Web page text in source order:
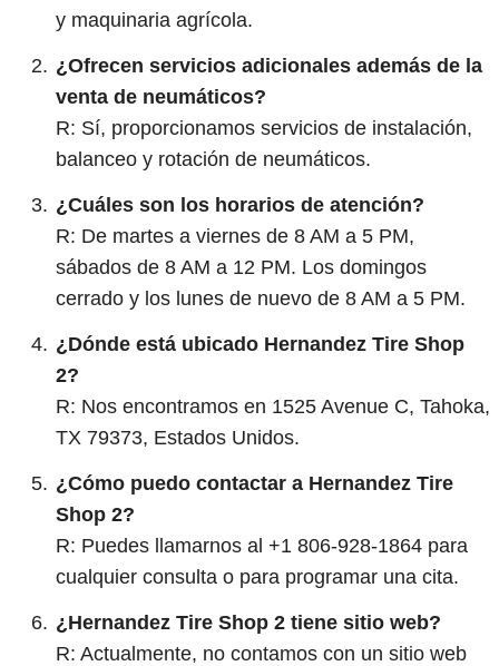
y maquinaria agrícola.
¿Ofrecen servicios adicionales además de la
venta de neumáticos?
R: Sí, proporcionamos servicios de instalación,
balanceo y rotación de neumáticos.
¿Cuáles son los horarios de atención?
R: De martes a viernes de 8 AM a 5 PM,
sábados de 8 AM a 12 PM. Los domingos
cerrado y los lunes de nuevo de 8 AM a 5 PM.
¿Dónde está ubicado Hernandez Tire Shop
2?
R: Nos encontramos en 1525 Avenue C, Tahoka,
TX 79373, Estados Unidos.
¿Cómo puedo contactar a Hernandez Tire
Shop 2?
R: Puedes llamarnos al +1 806-928-1864 para
cualquier consulta o para programar una cita.
¿Hernandez Tire Shop 2 tiene sitio web?
R: Actualmente, no contamos con un sitio web